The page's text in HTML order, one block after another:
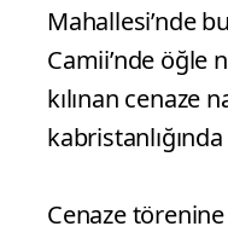
Mahallesi’nde
Camii’nde öğle
kılınan cenaze
Cenaze törenine